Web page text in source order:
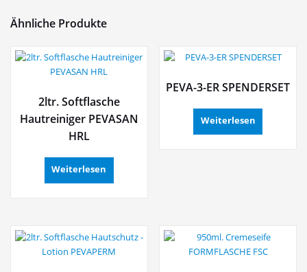
Ähnliche Produkte
2ltr. Softflasche
Hautreiniger PEVASAN
HRL
Weiterlesen
PEVA-3-ER SPENDERSET
Weiterlesen